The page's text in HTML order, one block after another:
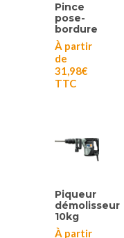
Pince
pose-
bordure
À partir
de
31,98€
TTC
Piqueur
démolisseur
10kg
À partir